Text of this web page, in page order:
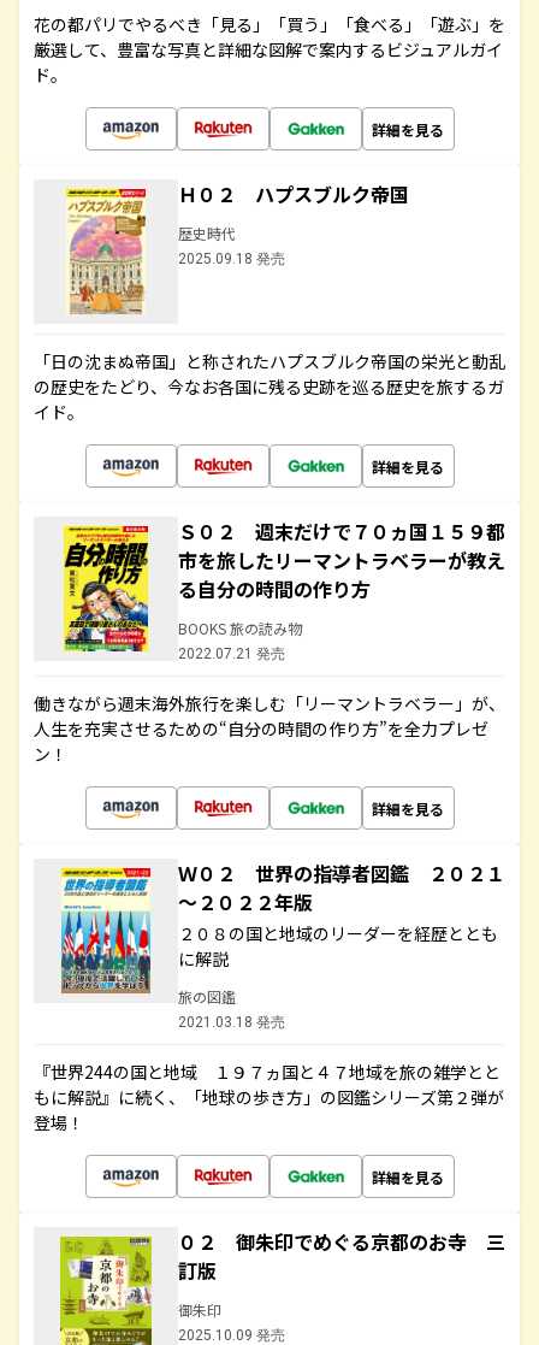
花の都パリでやるべき「見る」「買う」「食べる」「遊ぶ」を
厳選して、豊富な写真と詳細な図解で案内するビジュアルガイ
ド。
詳細を見る
Ｈ０２ ハプスブルク帝国
歴史時代
2025.09.18 発売
「日の沈まぬ帝国」と称されたハプスブルク帝国の栄光と動乱
の歴史をたどり、今なお各国に残る史跡を巡る歴史を旅するガ
イド。
詳細を見る
Ｓ０２ 週末だけで７０ヵ国１５９都
市を旅したリーマントラベラーが教え
る自分の時間の作り方
BOOKS 旅の読み物
2022.07.21 発売
働きながら週末海外旅行を楽しむ「リーマントラベラー」が、
人生を充実させるための“自分の時間の作り方”を全力プレゼ
ン！
詳細を見る
Ｗ０２ 世界の指導者図鑑 ２０２１
～２０２２年版
２０８の国と地域のリーダーを経歴ととも
に解説
旅の図鑑
2021.03.18 発売
『世界244の国と地域 １９７ヵ国と４７地域を旅の雑学とと
もに解説』に続く、「地球の歩き方」の図鑑シリーズ第２弾が
登場！
詳細を見る
０２ 御朱印でめぐる京都のお寺 三
訂版
御朱印
2025.10.09 発売